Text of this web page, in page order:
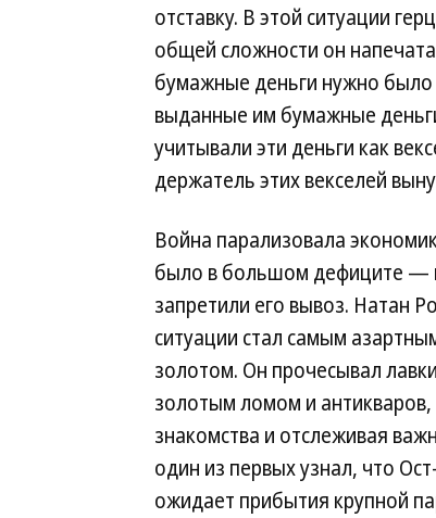
отставку. В этой ситуации
общей сложности он
бумажные деньги нужно
выданные им бумажные
учитывали эти деньги как
держатель этих векселей
Война парализовала
было в большом дефиците —
запретили его вывоз. Натан
ситуации стал самым
золотом. Он прочесывал
золотым ломом и
знакомства и отслеживая
один из первых узнал, что
ожидает прибытия крупной